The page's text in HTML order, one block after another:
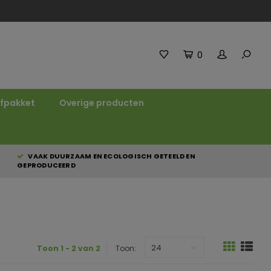
0
Overige producten
VAAK DUURZAAM EN ECOLOGISCH GETEELD EN
GEPRODUCEERD
Toon 1 - 2 van 2 Toon: 24